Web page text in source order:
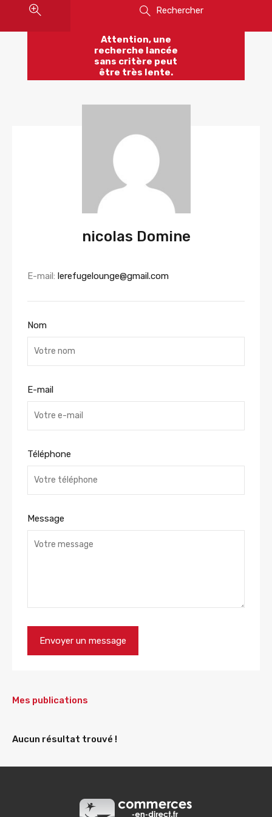
Rechercher
Attention, une
recherche lancée
sans critère peut
être très lente.
nicolas Domine
E-mail: lerefugelounge@gmail.com
Nom
E-mail
Téléphone
Message
Mes publications
Aucun résultat trouvé !